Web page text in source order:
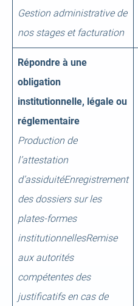
Gestion administrative de
nos stages et facturation
Répondre à une
obligation
institutionnelle, légale ou
réglementaire
Production de
l’attestation
d’assiduitéEnregistrement
des dossiers sur les
plates-formes
institutionnellesRemise
aux autorités
compétentes des
justificatifs en cas de